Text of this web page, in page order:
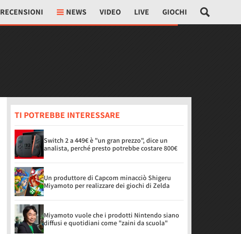
RECENSIONI NEWS VIDEO LIVE GIOCHI
TI POTREBBE INTERESSARE
Switch 2 a 449€ è "un gran prezzo", dice un
analista, perché presto potrebbe costare 800€
Un produttore di Capcom minacciò Shigeru
Miyamoto per realizzare dei giochi di Zelda
Miyamoto vuole che i prodotti Nintendo siano
diffusi e quotidiani come "zaini da scuola"